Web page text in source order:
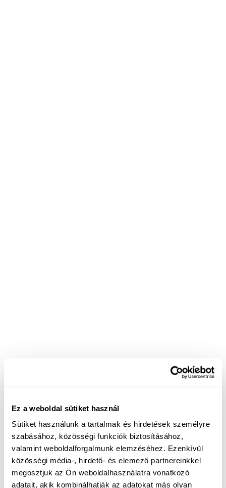
Ez a weboldal sütiket használ
Sütiket használunk a tartalmak és hirdetések személyre
szabásához, közösségi funkciók biztosításához,
valamint weboldalforgalmunk elemzéséhez. Ezenkívül
közösségi média-, hirdető- és elemező partnereinkkel
megosztjuk az Ön weboldalhasználatra vonatkozó
adatait, akik kombinálhatják az adatokat más olyan